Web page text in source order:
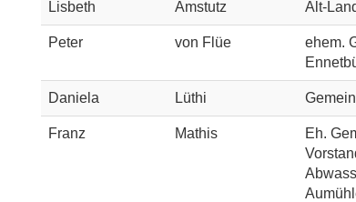
Lisbeth Amstutz Alt-
Peter von Flüe
ehem.
Daniela Lüthi
Franz Mathis
Eh.